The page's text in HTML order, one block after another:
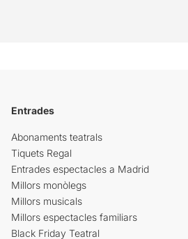
Entrades
Abonaments teatrals
Tiquets Regal
Entrades espectacles a Madrid
Millors monòlegs
Millors musicals
Millors espectacles familiars
Black Friday Teatral